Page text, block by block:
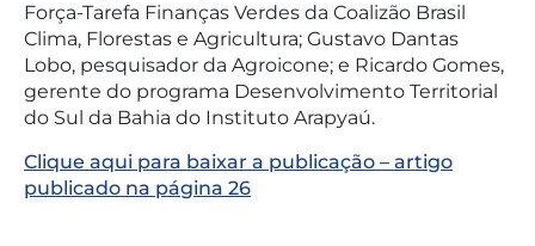
Força-Tarefa Finanças Verdes da Coalizão Brasil
Clima, Florestas e Agricultura; Gustavo Dantas
Lobo, pesquisador da Agroicone; e Ricardo Gomes,
gerente do programa Desenvolvimento Territorial
do Sul da Bahia do Instituto Arapyaú.
Clique aqui para baixar a publicação – artigo
publicado na página 26